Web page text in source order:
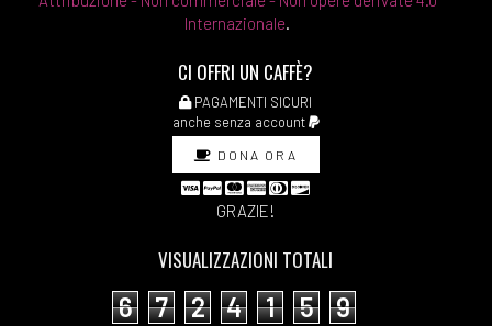
Internazionale.
CI OFFRI UN CAFFÈ?
PAGAMENTI SICURI
anche senza account
DONA ORA
GRAZIE!
VISUALIZZAZIONI TOTALI
6 7 2 4 1 5 9